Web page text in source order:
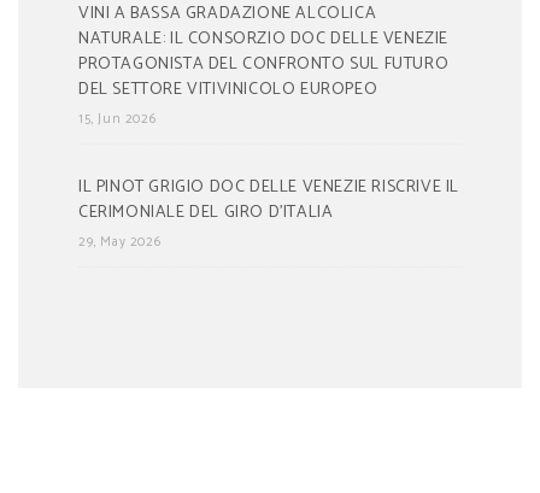
VINI A BASSA GRADAZIONE ALCOLICA
NATURALE: IL CONSORZIO DOC DELLE VENEZIE
PROTAGONISTA DEL CONFRONTO SUL FUTURO
DEL SETTORE VITIVINICOLO EUROPEO
15, Jun 2026
IL PINOT GRIGIO DOC DELLE VENEZIE RISCRIVE IL
CERIMONIALE DEL GIRO D’ITALIA
29, May 2026